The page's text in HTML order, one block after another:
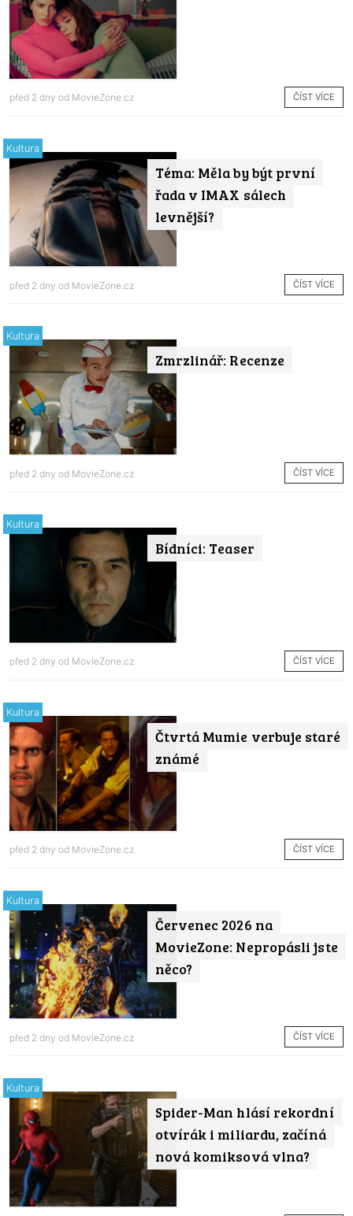
před 2 dny od MovieZone.cz ČÍST VÍCE
Téma: Měla by být první
řada v IMAX sálech
levnější?
Kultura
před 2 dny od MovieZone.cz ČÍST VÍCE
Zmrzlinář: Recenze
Kultura
před 2 dny od MovieZone.cz ČÍST VÍCE
Bídníci: Teaser
Kultura
před 2 dny od MovieZone.cz ČÍST VÍCE
Čtvrtá Mumie verbuje staré
známé
Kultura
před 2 dny od MovieZone.cz ČÍST VÍCE
Červenec 2026 na
MovieZone: Nepropásli jste
něco?
Kultura
před 2 dny od MovieZone.cz ČÍST VÍCE
Spider-Man hlásí rekordní
otvírák i miliardu, začíná
nová komiksová vlna?
Kultura